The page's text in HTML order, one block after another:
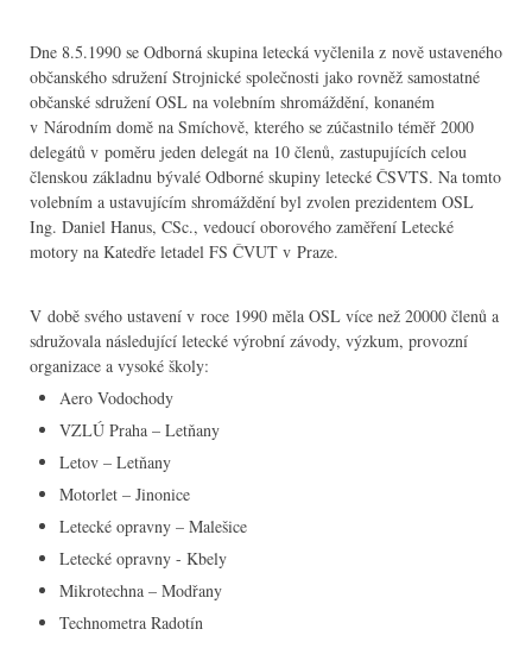
Dne 8.5.1990 se Odborná skupina letecká vyčlenila z nově ustaveného
občanského sdružení Strojnické společnosti jako rovněž samostatné
občanské sdružení OSL na volebním shromáždění, konaném
v Národním domě na Smíchově, kterého se zúčastnilo téměř 2000
delegátů v poměru jeden delegát na 10 členů, zastupujících celou
členskou základnu bývalé Odborné skupiny letecké ČSVTS. Na tomto
volebním a ustavujícím shromáždění byl zvolen prezidentem OSL
Ing. Daniel Hanus, CSc., vedoucí oborového zaměření Letecké
motory na Katedře letadel FS ČVUT v Praze.
V době svého ustavení v roce 1990 měla OSL více než 20000 členů a
sdružovala následující letecké výrobní závody, výzkum, provozní
organizace a vysoké školy:
Aero Vodochody
VZLÚ Praha – Letňany
Letov – Letňany
Motorlet – Jinonice
Letecké opravny – Malešice
Letecké opravny - Kbely
Mikrotechna – Modřany
Technometra Radotín